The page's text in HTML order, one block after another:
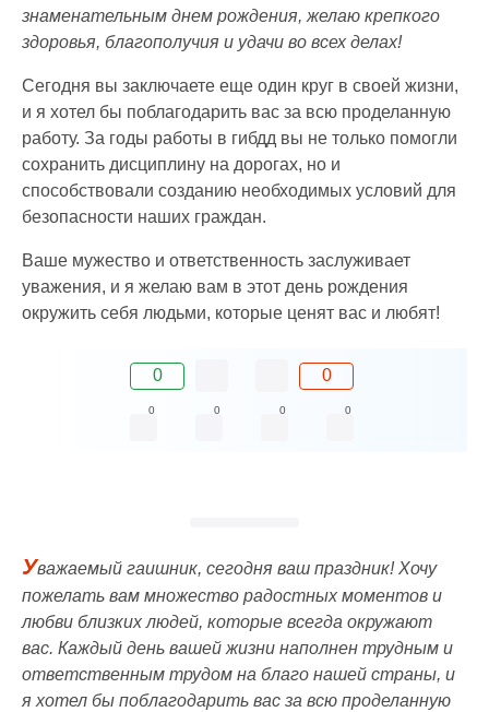
знаменательным днем рождения, желаю крепкого
здоровья, благополучия и удачи во всех делах!
Сегодня вы заключаете еще один круг в своей жизни,
и я хотел бы поблагодарить вас за всю проделанную
работу. За годы работы в гибдд вы не только помогли
сохранить дисциплину на дорогах, но и
способствовали созданию необходимых условий для
безопасности наших граждан.
Ваше мужество и ответственность заслуживает
уважения, и я желаю вам в этот день рождения
окружить себя людьми, которые ценят вас и любят!
0 0
0 0 0 0
Уважаемый гаишник, сегодня ваш праздник! Хочу
пожелать вам множество радостных моментов и
любви близких людей, которые всегда окружают
вас. Каждый день вашей жизни наполнен трудным и
ответственным трудом на благо нашей страны, и
я хотел бы поблагодарить вас за всю проделанную